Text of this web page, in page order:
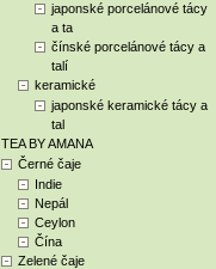
japonské porcelánové tácy
a ta
čínské porcelánové tácy a
talí
keramické
japonské keramické tácy a
tal
TEA BY AMANA
Černé čaje
Indie
Nepál
Ceylon
Čína
Zelené čaje